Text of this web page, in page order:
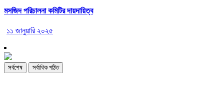
মসজিদ পরিচালনা কমিটির দায়দায়িত্ব
১১ জানুয়ারি ২০২৫
সর্বশেষ সর্বাধিক পঠিত